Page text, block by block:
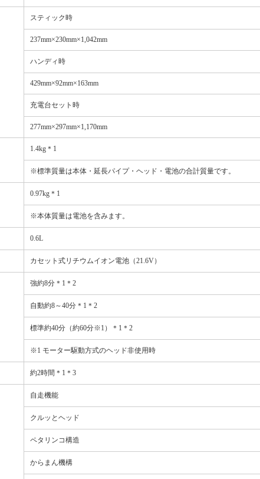
スティック時
237mm×230mm×1,042mm
ハンディ時
429mm×92mm×163mm
充電台セット時
277mm×297mm×1,170mm
1.4kg＊1
※標準質量は本体・延長パイプ・ヘッド・電池の合計質量です。
0.97kg＊1
※本体質量は電池を含みます。
0.6L
カセット式リチウムイオン電池（21.6V）
強約8分＊1＊2
自動約8～40分＊1＊2
標準約40分（約60分※1）＊1＊2
※1 モーター駆動方式のヘッド非使用時
約2時間＊1＊3
自走機能
クルッとヘッド
ペタリンコ構造
からまん機構